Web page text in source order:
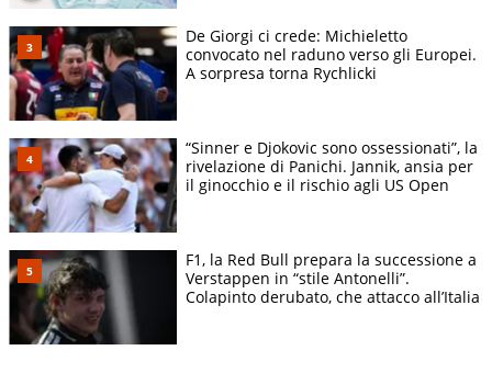
De Giorgi ci crede: Michieletto
convocato nel raduno verso gli Europei.
A sorpresa torna Rychlicki
“Sinner e Djokovic sono ossessionati”, la
rivelazione di Panichi. Jannik, ansia per
il ginocchio e il rischio agli US Open
F1, la Red Bull prepara la successione a
Verstappen in “stile Antonelli”.
Colapinto derubato, che attacco all’Italia